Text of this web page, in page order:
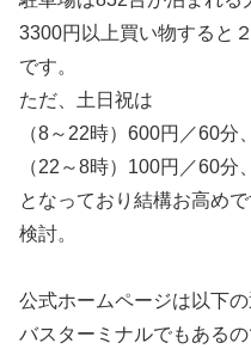
3300円以上買い物すると
です。
ただ、土日祝は
（8～22時）600円／60分
（22～8時）100円／60分
となっており結構お高め
検討。
公式ホームページは以下の
バスターミナルでもあるの